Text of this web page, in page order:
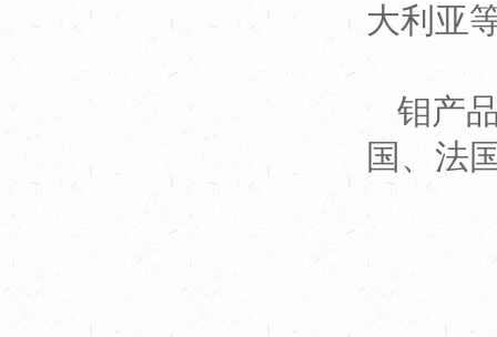
大利亚
钼产
国、法